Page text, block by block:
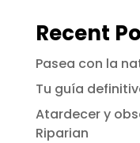
Recent
Pasea con la
Tu guía
Atardecer y
Riparian